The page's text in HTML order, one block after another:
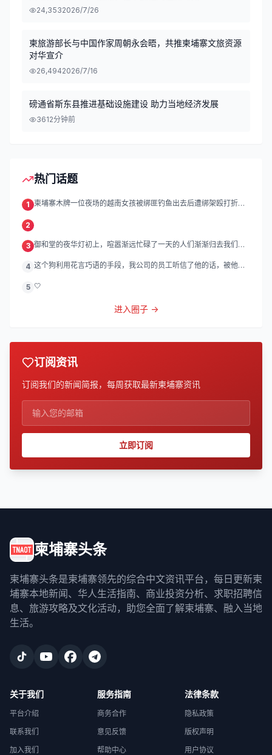
24,3532026/7/26
柬旅游部长与中国作家周朝永会晤，共推柬埔寨文旅资源
对华宣介
26,4942026/7/16
磅通省斯东县推进基础设施建设 助力当地经济发展
3612分钟前
热门话题
1 柬埔寨木牌一位夜场的越南女孩被绑匪钓鱼出去后遭绑架殴打折
2
3 御和堂的夜华灯初上，喧嚣渐远忙碌了一天的人们渐渐归去我们的
4 这个狗利用花言巧语的手段，我公司的员工听信了他的话，被他带
5 🤍
进入圈子 →
订阅资讯
订阅我们的新闻简报，每周获取最新柬埔寨资讯
立即订阅
柬埔寨头条
柬埔寨头条是柬埔寨领先的综合中文资讯平台，每日更新柬
埔寨本地新闻、华人生活指南、商业投资分析、求职招聘信
息、旅游攻略及文化活动，助您全面了解柬埔寨、融入当地
生活。
关于我们
平台介绍
联系我们
加入我们
服务指南
商务合作
意见反馈
帮助中心
法律条款
隐私政策
版权声明
用户协议